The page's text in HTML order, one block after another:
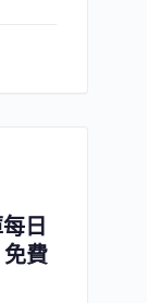
日
免費